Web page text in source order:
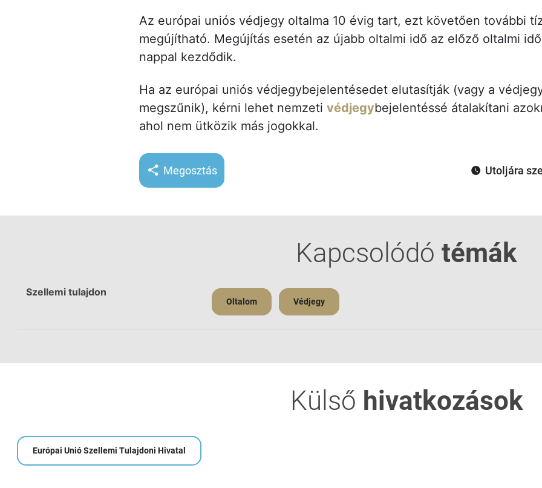
Az európai uniós védjegy oltalma 10 évig tart, ezt követően további
megújítható. Megújítás esetén az újabb oltalmi idő az előző oltalmi
nappal kezdődik.
Ha az európai uniós védjegybejelentésedet elutasítják (vagy a
megszűnik), kérni lehet nemzeti védjegybejelentéssé átalakítani
ahol nem ütközik más jogokkal.
Megosztás Utoljára
Kapcsolódó témák
Szellemi tulajdon
Oltalom Védjegy
Külső hivatkozások
Európai Unió Szellemi Tulajdoni Hivatal